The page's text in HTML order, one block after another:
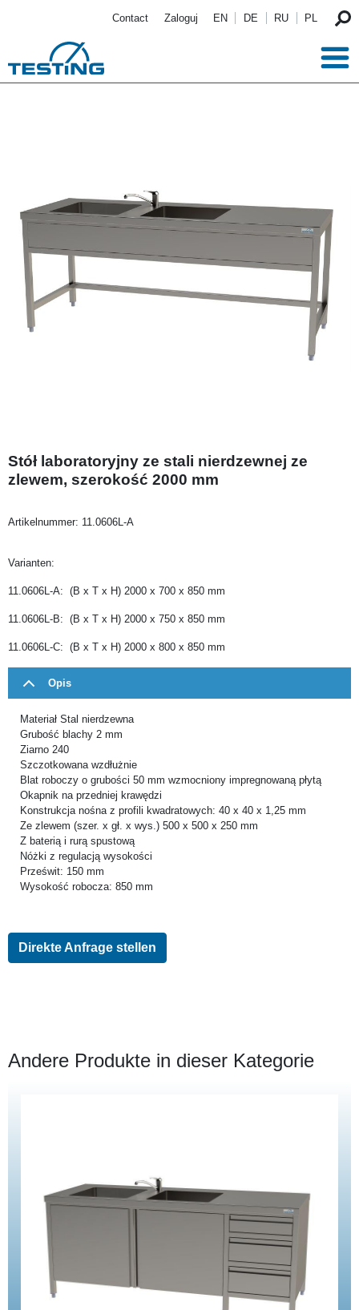
Contact Zaloguj EN DE RU PL
Stół laboratoryjny ze stali nierdzewnej ze
zlewem, szerokość 2000 mm
Artikelnummer: 11.0606L-A
Varianten:
11.0606L-A: (B x T x H) 2000 x 700 x 850 mm
11.0606L-B: (B x T x H) 2000 x 750 x 850 mm
11.0606L-C: (B x T x H) 2000 x 800 x 850 mm
Opis
Materiał Stal nierdzewna
Grubość blachy 2 mm
Ziarno 240
Szczotkowana wzdłużnie
Blat roboczy o grubości 50 mm wzmocniony impregnowaną płytą
Okapnik na przedniej krawędzi
Konstrukcja nośna z profili kwadratowych: 40 x 40 x 1,25 mm
Ze zlewem (szer. x gł. x wys.) 500 x 500 x 250 mm
Z baterią i rurą spustową
Nóżki z regulacją wysokości
Prześwit: 150 mm
Wysokość robocza: 850 mm
Direkte Anfrage stellen
Andere Produkte in dieser Kategorie